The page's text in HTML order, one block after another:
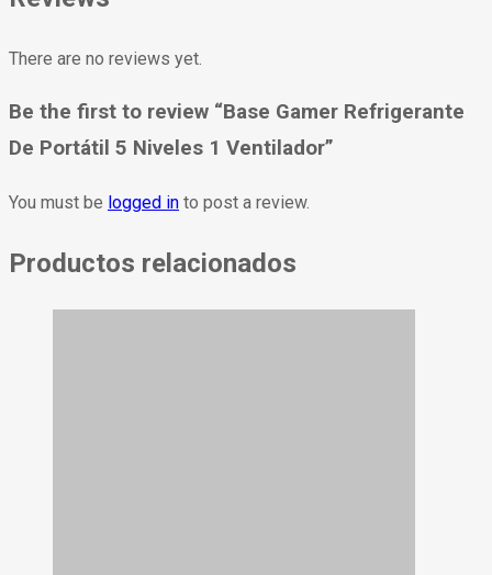
There are no reviews yet.
Be the first to review “Base Gamer Refrigerante
De Portátil 5 Niveles 1 Ventilador”
You must be logged in to post a review.
Productos relacionados